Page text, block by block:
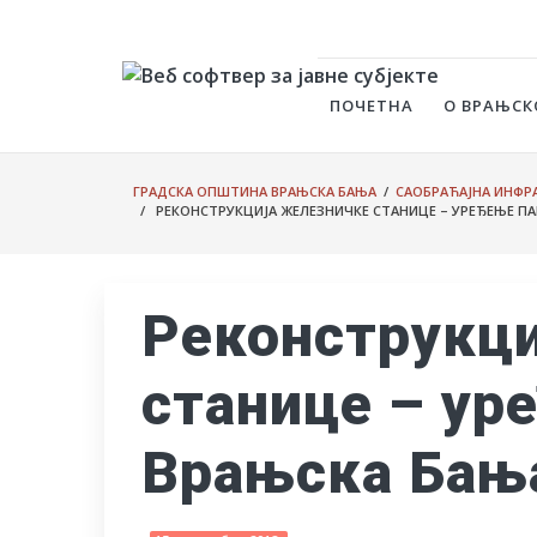
ПОЧЕТНА О
ГРАДСКА ОПШТИНА ВРАЊСКА БАЊА / САОБРАЋАЈНА
/ РЕКОНСТРУКЦИЈА ЖЕЛЕЗНИЧКЕ СТАНИЦЕ – УРЕЂЕЊЕ
станице –
Врањска